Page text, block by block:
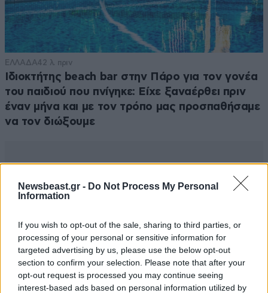
Newsbeast.gr - Do Not Process My Personal
Information
If you wish to opt-out of the sale, sharing to third parties, or
processing of your personal or sensitive information for
targeted advertising by us, please use the below opt-out
section to confirm your selection. Please note that after your
opt-out request is processed you may continue seeing
interest-based ads based on personal information utilized by
ΕΛΛΑΔΑ42 λ. πριν
Ιδιοκτήτης beach bar στην Πάρο για τον γονέα
του παιδιού που πνίγηκε: Είχε ξαναέρθει πριν
έναν μήνα και με τον τρόπο μας προσπαθήσαμε
να τον διώξουμε